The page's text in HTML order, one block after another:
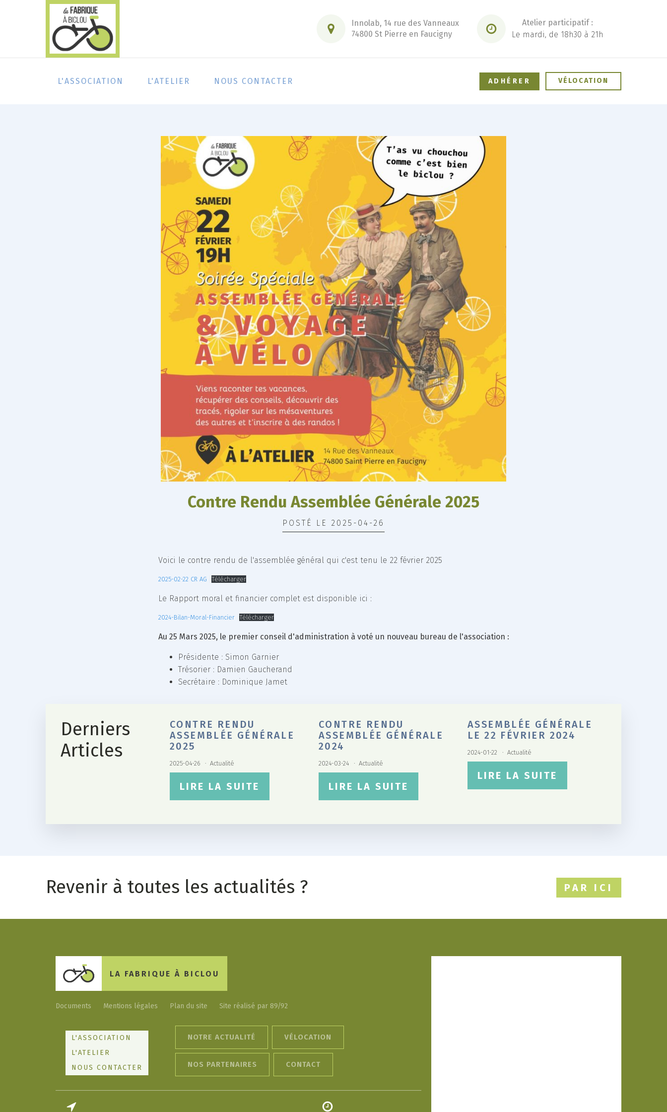
Innolab, 14 rue des Vanneaux
74800 St Pierre en Faucigny
Atelier participatif :
Le mardi, de 18h30 à 21h
L'ASSOCIATION L'ATELIER NOUS CONTACTER ADHÉRER VÉLOCATION
Contre Rendu Assemblée Générale 2025
POSTÉ LE 2025-04-26
Voici le contre rendu de l'assemblée général qui c'est tenu le 22 février 2025
2025-02-22 CR AG Télécharger
Le Rapport moral et financier complet est disponible ici :
2024-Bilan-Moral-Financier Télécharger
Au 25 Mars 2025, le premier conseil d'administration à voté un nouveau bureau de l'association :
Présidente : Simon Garnier
Trésorier : Damien Gaucherand
Secrétaire : Dominique Jamet
Derniers
Articles
CONTRE RENDU
ASSEMBLÉE GÉNÉRALE
2025
2025-04-26 Actualité
LIRE LA SUITE
CONTRE RENDU
ASSEMBLÉE GÉNÉRALE
2024
2024-03-24 Actualité
LIRE LA SUITE
ASSEMBLÉE GÉNÉRALE
LE 22 FÉVRIER 2024
2024-01-22 Actualité
LIRE LA SUITE
Revenir à toutes les actualités ? PAR ICI
LA FABRIQUE À BICLOU
Documents Mentions légales Plan du site Site réalisé par 89/92
L'ASSOCIATION
L'ATELIER
NOUS CONTACTER
NOTRE ACTUALITÉ VÉLOCATION
NOS PARTENAIRES CONTACT